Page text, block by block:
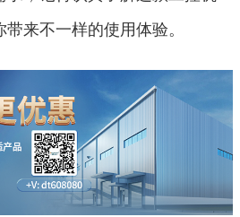
来不一样的使用体验。